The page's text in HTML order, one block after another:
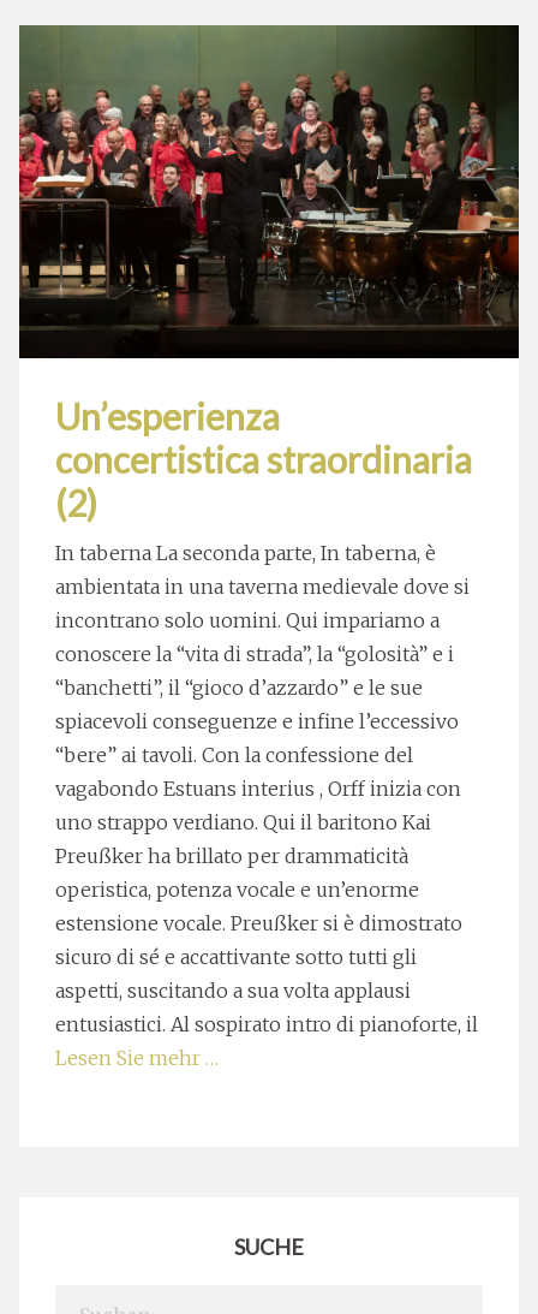
Un’esperienza
concertistica straordinaria
(2)
In taberna La seconda parte, In taberna, è
ambientata in una taverna medievale dove si
incontrano solo uomini. Qui impariamo a
conoscere la “vita di strada”, la “golosità” e i
“banchetti”, il “gioco d’azzardo” e le sue
spiacevoli conseguenze e infine l’eccessivo
“bere” ai tavoli. Con la confessione del
vagabondo Estuans interius , Orff inizia con
uno strappo verdiano. Qui il baritono Kai
Preußker ha brillato per drammaticità
operistica, potenza vocale e un’enorme
estensione vocale. Preußker si è dimostrato
sicuro di sé e accattivante sotto tutti gli
aspetti, suscitando a sua volta applausi
entusiastici. Al sospirato intro di pianoforte, il
Lesen Sie mehr …
SUCHE
Search